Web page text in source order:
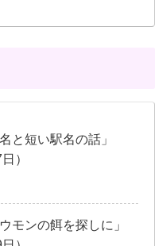
と短い駅名の話」
）
モンの餌を探しに」